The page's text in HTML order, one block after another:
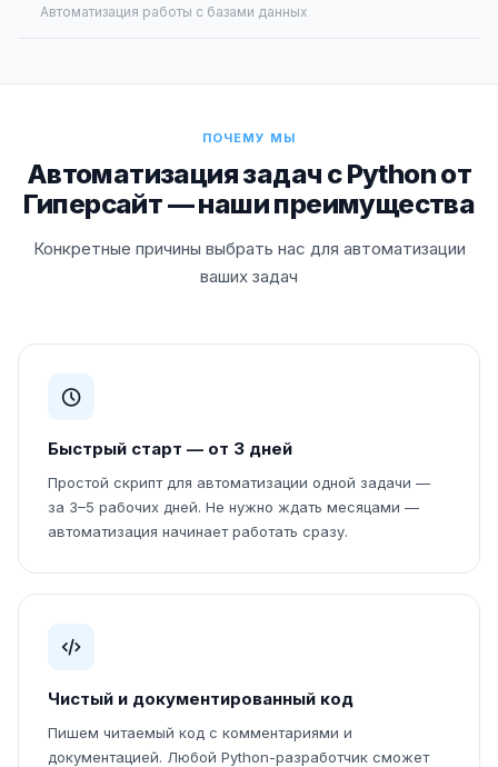
Автоматизация работы с базами данных
ПОЧЕМУ МЫ
Автоматизация задач с Python от
Гиперсайт — наши преимущества
Конкретные причины выбрать нас для автоматизации
ваших задач
Быстрый старт — от 3 дней
Простой скрипт для автоматизации одной задачи —
за 3–5 рабочих дней. Не нужно ждать месяцами —
автоматизация начинает работать сразу.
Чистый и документированный код
Пишем читаемый код с комментариями и
документацией. Любой Python-разработчик сможет